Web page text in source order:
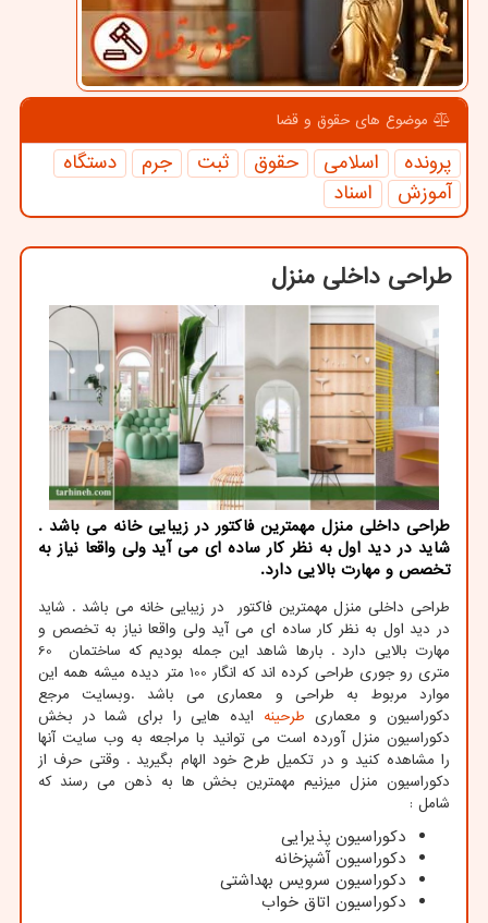
موضوع های حقوق و قضا
پرونده اسلامی حقوق ثبت جرم
دستگاه
آموزش
اسناد
طراحی داخلی منزل
طراحی داخلی منزل مهمترین فاكتور در زیبایی خانه می باشد .
شاید در دید اول به نظر كار ساده ای می آید ولی واقعا نیاز به
تخصص و مهارت بالایی دارد.
طراحی داخلی منزل مهمترین فاکتور در زیبایی خانه می باشد . شاید
در دید اول به نظر کار ساده ای می آید ولی واقعا نیاز به تخصص و
مهارت بالایی دارد . بارها شاهد این جمله بودیم که ساختمان 60
متری رو جوری طراحی کرده اند که انگار 100 متر دیده میشه همه این
موارد مربوط به طراحی و معماری می باشد .وبسایت مرجع
دکوراسیون و معماری طرحینه ایده هایی را برای شما در بخش
دکوراسیون منزل آورده است می توانید با مراجعه به وب سایت آنها
را مشاهده کنید و در تکمیل طرح خود الهام بگیرید . وقتی حرف از
دکوراسیون منزل میزنیم مهمترین بخش ها به ذهن می رسند که
شامل :
دکوراسیون پذیرایی
دکوراسیون آشپزخانه
دکوراسیون سرویس بهداشتی
دکوراسیون اتاق خواب